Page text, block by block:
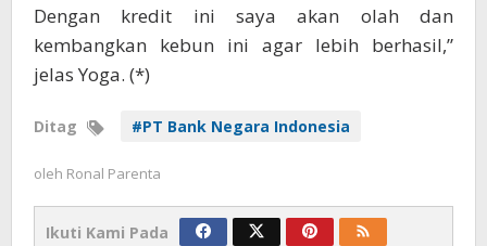
Dengan kredit ini saya akan olah dan
kembangkan kebun ini agar lebih berhasil,”
jelas Yoga. (*)
Ditag #PT Bank Negara Indonesia
oleh Ronal Parenta
Ikuti Kami Pada